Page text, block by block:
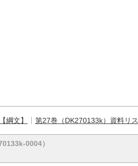
綱文】 第27巻（DK270133k）資料リ
0004）